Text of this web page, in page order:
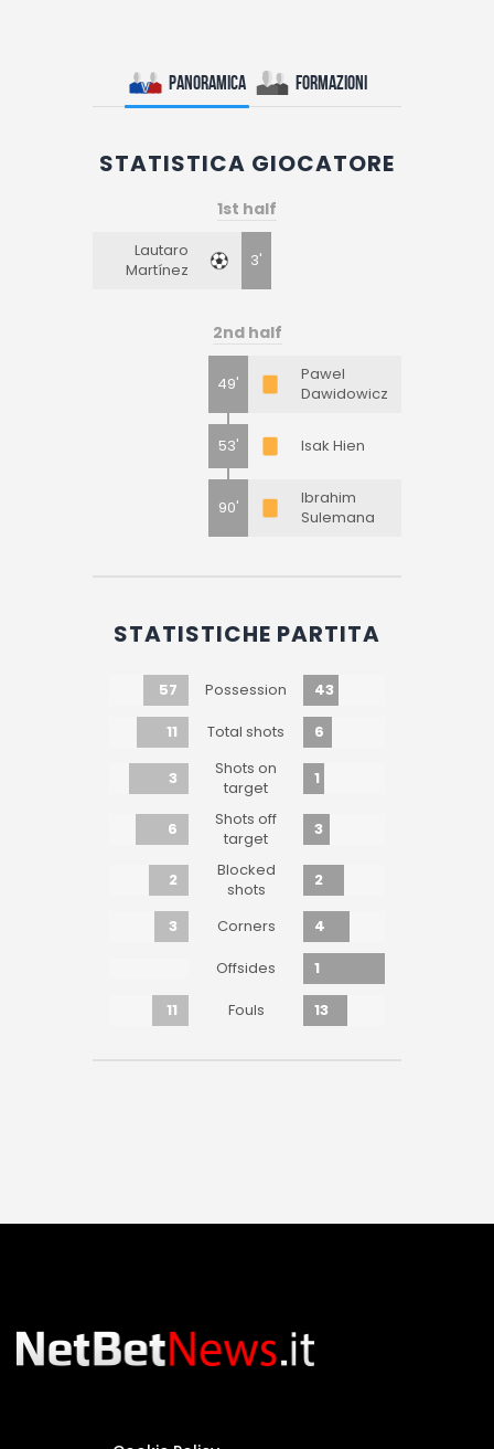
Panoramica Formazioni
STATISTICA GIOCATORE
1st half
Lautaro
Martínez
3'
2nd half
49'
Pawel
Dawidowicz
53' Isak Hien
90'
Ibrahim
Sulemana
STATISTICHE PARTITA
57 Possession
43
11
Total shots 6
3
Shots on
target
1
6
Shots off
target
3
2
Blocked
shots
2
3 Corners 4
Offsides
1
11
Fouls 13